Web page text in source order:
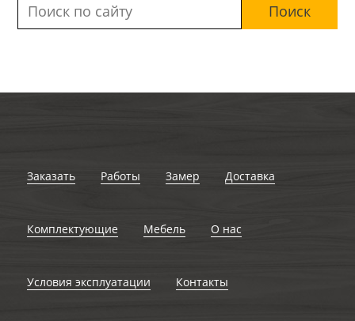
Заказать Работы Замер Доставка
Комплектующие Мебель О нас
Условия эксплуатации Контакты